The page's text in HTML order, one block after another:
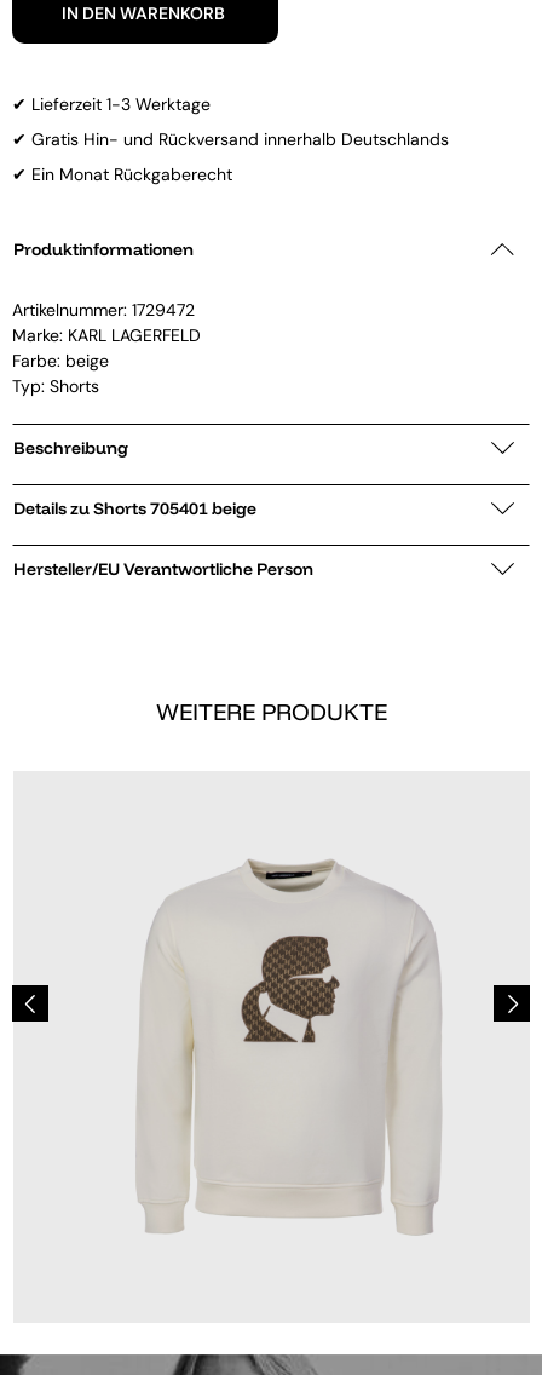
IN DEN WARENKORB
✔ Lieferzeit 1-3 Werktage
✔ Gratis Hin- und Rückversand innerhalb Deutschlands
✔ Ein Monat Rückgaberecht
Produktinformationen
Artikelnummer: 1729472
Marke: KARL LAGERFELD
Farbe: beige
Typ: Shorts
Beschreibung
Details zu Shorts 705401 beige
Hersteller/EU Verantwortliche Person
WEITERE PRODUKTE